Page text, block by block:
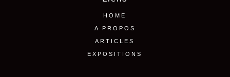
HOME
A PROPOS
ARTICLES
EXPOSITIONS